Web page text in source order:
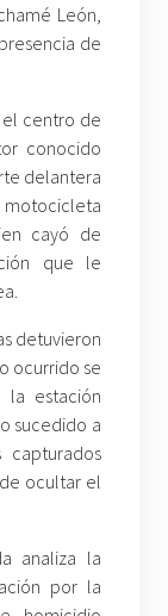
León,
de
el centro de
conocido
delantera
cayó de
que le
detuvieron
ocurrido se
estación
sucedido a
ocultar el
analiza la
por la